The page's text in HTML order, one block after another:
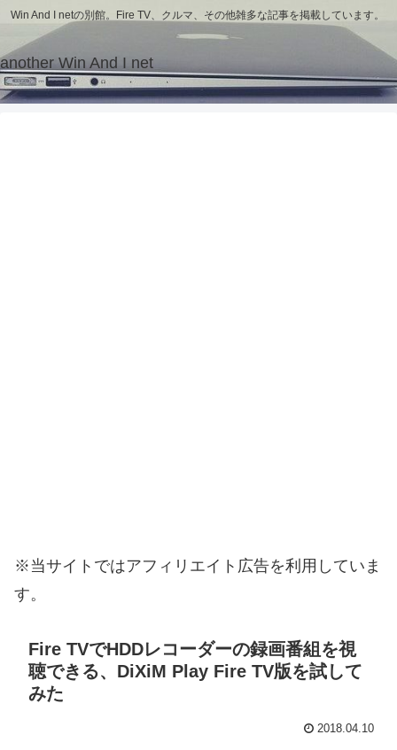
Win And I netの別館。Fire TV、クルマ、その他雑多な記事を掲載しています。
another Win And I net
※当サイトではアフィリエイト広告を利用していま
す。
Fire TVでHDDレコーダーの録画番組を視
聴できる、DiXiM Play Fire TV版を試して
みた
2018.04.10